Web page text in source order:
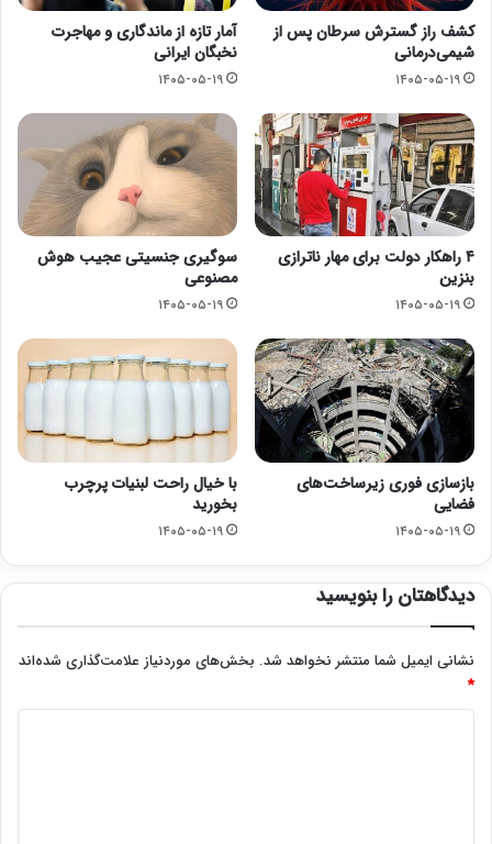
کشف راز گسترش سرطان پس از
شیمی‌درمانی
۱۴۰۵-۰۵-۱۹
آمار تازه از ماندگاری و مهاجرت
نخبگان ایرانی
۱۴۰۵-۰۵-۱۹
۴ راهکار دولت برای مهار ناترازی
بنزین
۱۴۰۵-۰۵-۱۹
سوگیری جنسیتی عجیب هوش
مصنوعی
۱۴۰۵-۰۵-۱۹
بازسازی فوری زیرساخت‌های
فضایی
۱۴۰۵-۰۵-۱۹
با خیال راحت لبنیات پرچرب
بخورید
۱۴۰۵-۰۵-۱۹
دیدگاهتان را بنویسید
نشانی ایمیل شما منتشر نخواهد شد. بخش‌های موردنیاز علامت‌گذاری شده‌اند
*